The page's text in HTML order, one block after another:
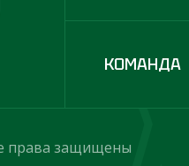
КОМАНДА
права защищены